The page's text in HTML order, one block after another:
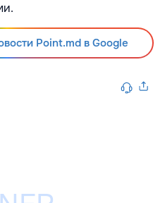
Point.md в Google